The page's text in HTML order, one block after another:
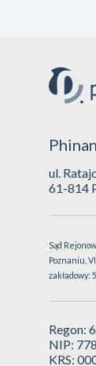
ul.
61-814
Sąd
Poznaniu,
zakładowy:
Regon:
NIP:
KRS: